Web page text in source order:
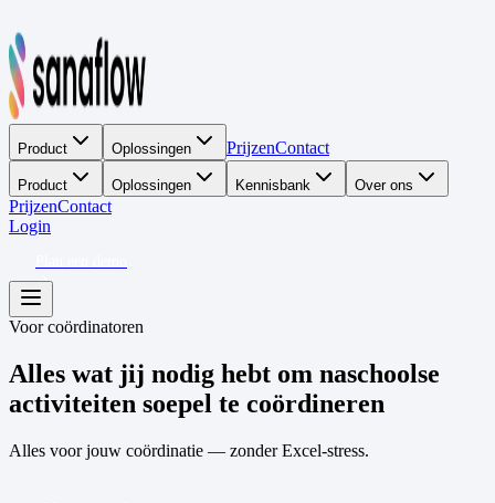
Product Oplossingen PrijzenContact
Product Oplossingen Kennisbank Over ons
PrijzenContact
Login
Voor coördinatoren
Alles wat jij nodig hebt om naschoolse
activiteiten soepel te coördineren
Alles voor jouw coördinatie — zonder Excel-stress.